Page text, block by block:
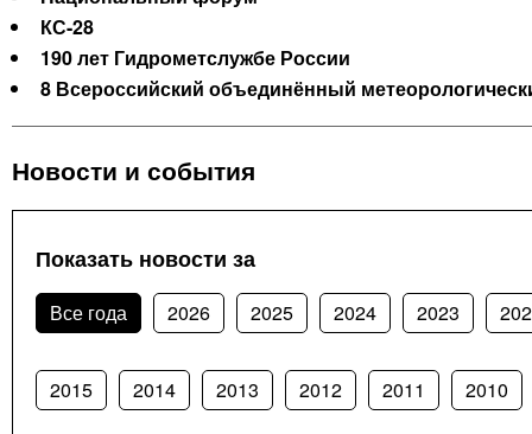
КС-28
190 лет Гидрометслужбе России
8 Всероссийский объединённый
Новости и события
Показать новости за
Все года 2026 2025 2024 2023
2015 2014 2013 2012 2011 2010